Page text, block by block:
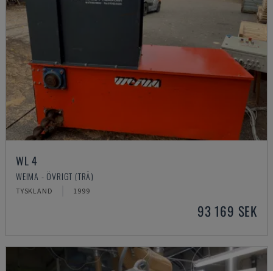
WL 4
WEIMA - ÖVRIGT (TRÄ)
TYSKLAND 1999
93 169 SEK